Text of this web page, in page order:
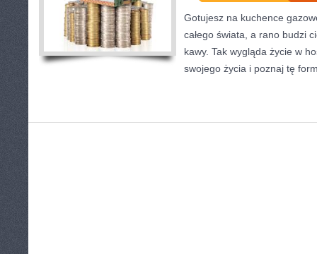
Gotujesz na kuchence
całego świata, a rano budzi
kawy. Tak wygląda życie w
swojego życia i poznaj tę